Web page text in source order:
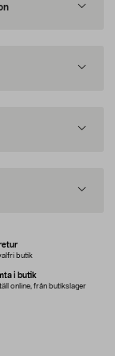
butik
i butik
online, från butikslager